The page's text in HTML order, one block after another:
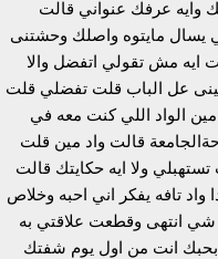
وايه عرفك عنواني قالت
يسال مايتوه واصلك وحشتنى
ايه مش تقولي اتفضل والا
عل الباب قلت تفضلي قلت
مين الواد اللي كنت معه في
قالت واد مين قلت
تستهبلي ولا ايه حكايتك قالت
واد تافه يفكر اني احبه وخلاص
انتهى وقطعت علاقتي به
انت من اول يوم شفتك